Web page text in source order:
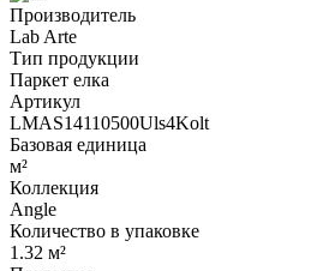
Производитель
Lab Arte
Тип продукции
Паркет елка
Артикул
LMAS14110500Uls4Kolt
Базовая единица
м²
Коллекция
Angle
Количество в упаковке
1.32 м²